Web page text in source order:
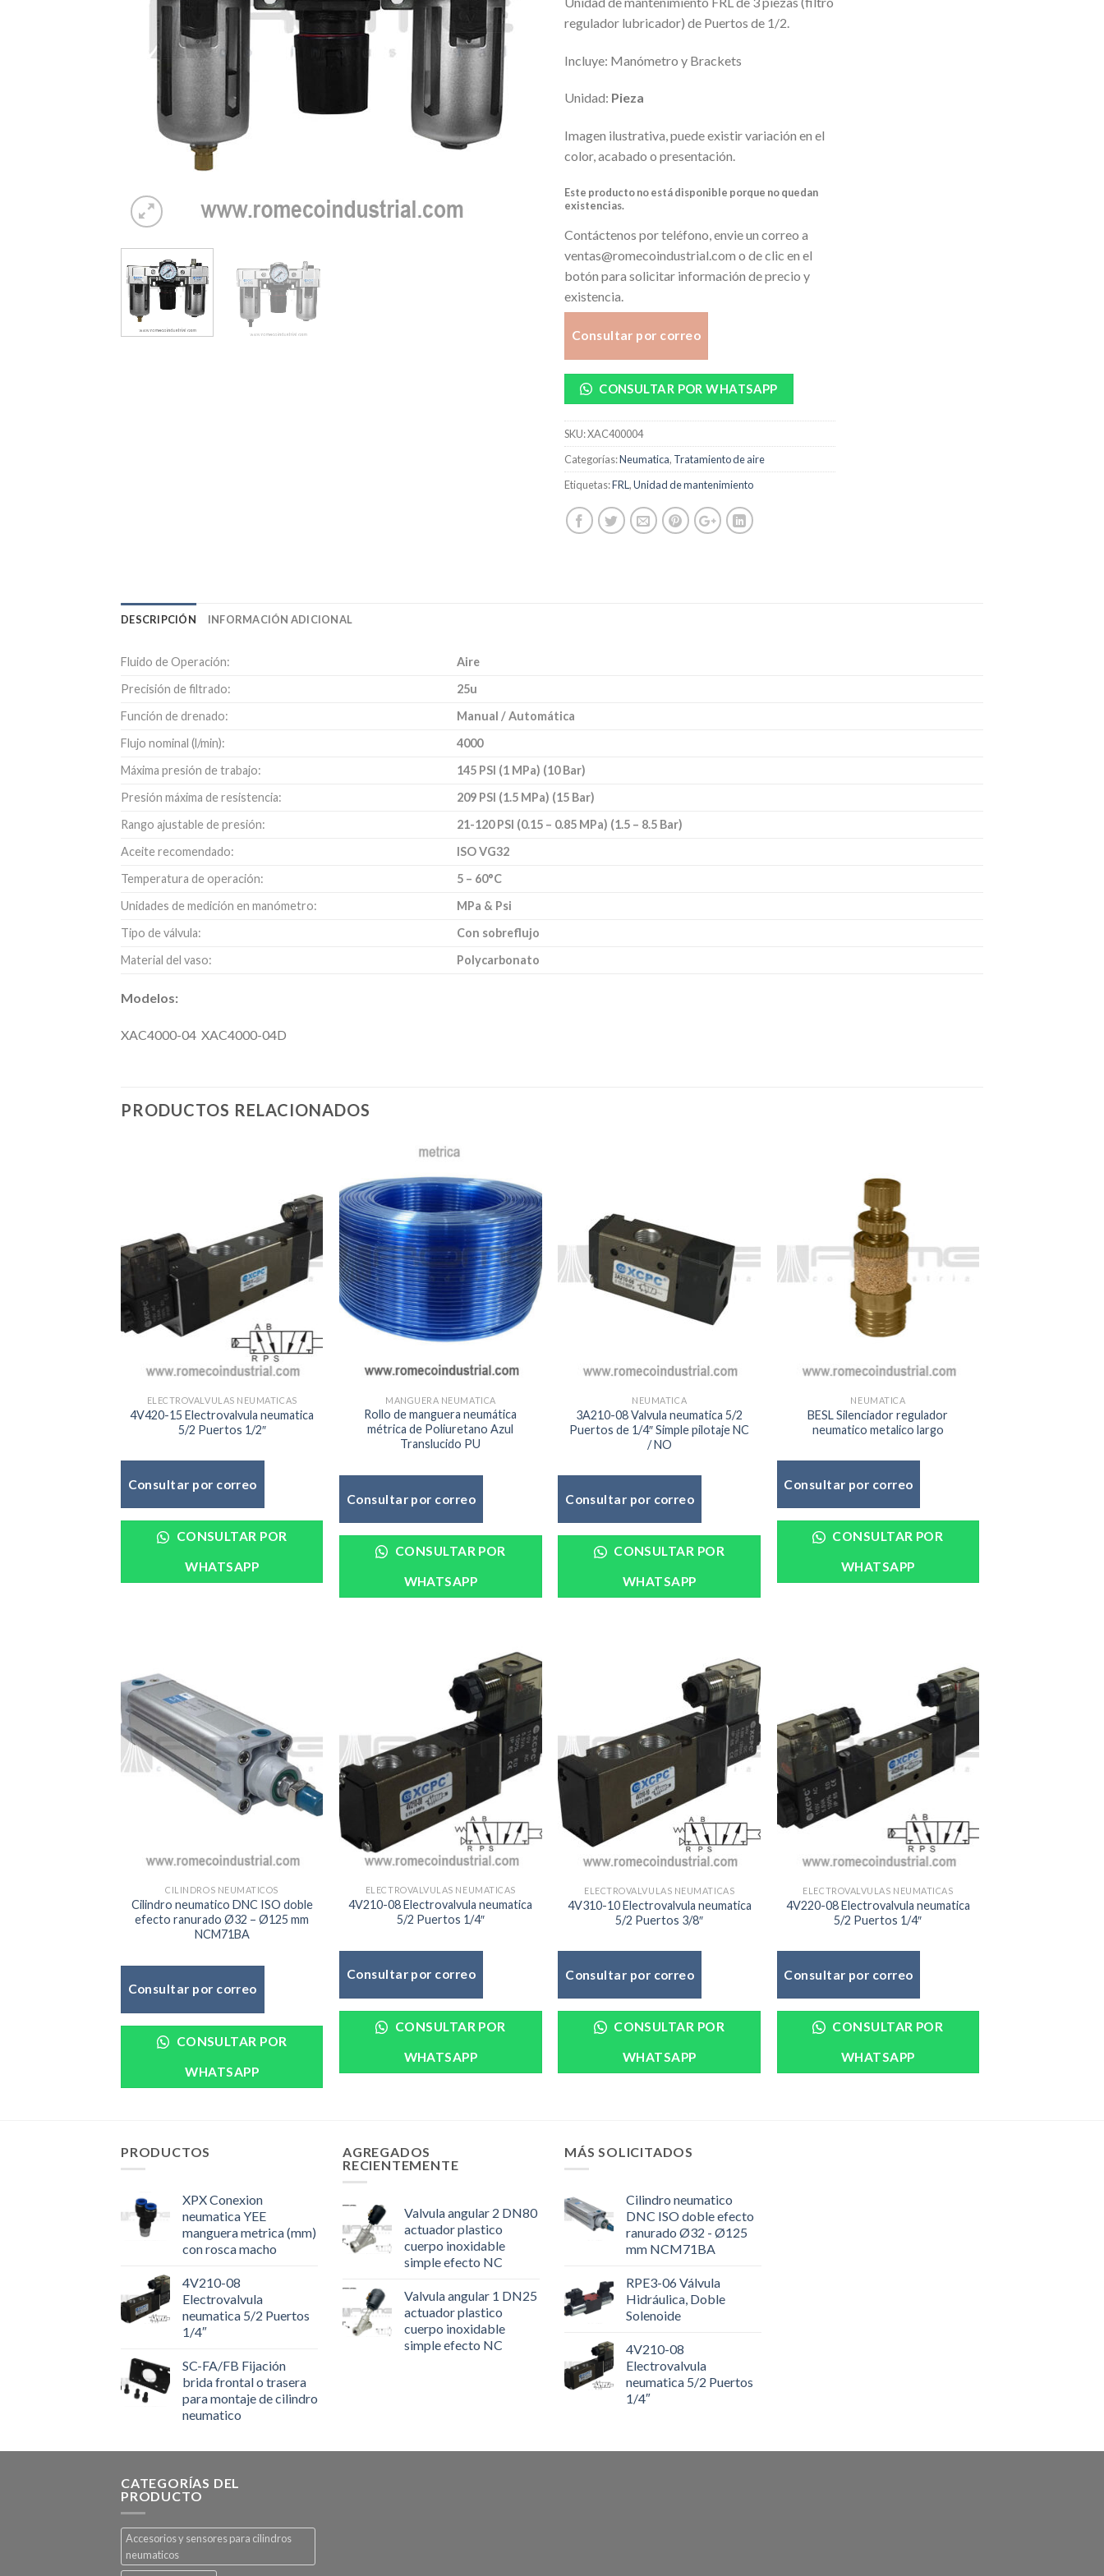
regulador lubricador) de Puertos de 1/2.
Incluye: Manómetro y Brackets
Unidad: Pieza
Imagen ilustrativa, puede existir variación en el
color, acabado o presentación.
Este producto no está disponible porque no quedan
existencias.
Contáctenos por teléfono, envie un correo a
ventas@romecoindustrial.com o de clic en el
botón para solicitar información de precio y
existencia.
Consultar por correo
CONSULTAR POR WHATSAPP
SKU:XAC400004
Categorías:Neumatica, Tratamiento de aire
Etiquetas:FRL ,Unidad de mantenimiento
DESCRIPCIÓN INFORMACIÓN ADICIONAL
Fluido de Operación:
Aire
Precisión de filtrado:
25u
Función de drenado:
Manual / Automática
Flujo nominal (l/min):
4000
Máxima presión de trabajo:
145 PSI (1 MPa) (10 Bar)
Presión máxima de resistencia:
209 PSI (1.5 MPa) (15 Bar)
Rango ajustable de presión:
21-120 PSI (0.15 – 0.85 MPa) (1.5 – 8.5 Bar)
Aceite recomendado:
ISO VG32
Temperatura de operación:
5 – 60°C
Unidades de medición en manómetro:
MPa & Psi
Tipo de válvula:
Con sobreflujo
Material del vaso:
Polycarbonato
Modelos:
XAC4000-04 XAC4000-04D
PRODUCTOS RELACIONADOS
ELECTROVALVULAS NEUMATICAS
4V420-15 Electrovalvula neumatica
5/2 Puertos 1/2″
Consultar por correo
CONSULTAR POR
WHATSAPP
MANGUERA NEUMATICA
Rollo de manguera neumática
métrica de Poliuretano Azul
Translucido PU
Consultar por correo
CONSULTAR POR
WHATSAPP
NEUMATICA
3A210-08 Valvula neumatica 5/2
Puertos de 1/4″ Simple pilotaje NC
/ NO
Consultar por correo
CONSULTAR POR
WHATSAPP
NEUMATICA
BESL Silenciador regulador
neumatico metalico largo
Consultar por correo
CONSULTAR POR
WHATSAPP
CILINDROS NEUMATICOS
Cilindro neumatico DNC ISO doble
efecto ranurado Ø32 – Ø125 mm
NCM71BA
Consultar por correo
CONSULTAR POR
WHATSAPP
ELECTROVALVULAS NEUMATICAS
4V210-08 Electrovalvula neumatica
5/2 Puertos 1/4″
Consultar por correo
CONSULTAR POR
WHATSAPP
ELECTROVALVULAS NEUMATICAS
4V310-10 Electrovalvula neumatica
5/2 Puertos 3/8″
Consultar por correo
CONSULTAR POR
WHATSAPP
ELECTROVALVULAS NEUMATICAS
4V220-08 Electrovalvula neumatica
5/2 Puertos 1/4″
Consultar por correo
CONSULTAR POR
WHATSAPP
PRODUCTOS
XPX Conexion
neumatica YEE
manguera metrica (mm)
con rosca macho
4V210-08
Electrovalvula
neumatica 5/2 Puertos
1/4″
SC-FA/FB Fijación
brida frontal o trasera
para montaje de cilindro
neumatico
AGREGADOS
RECIENTEMENTE
Valvula angular 2 DN80
actuador plastico
cuerpo inoxidable
simple efecto NC
Valvula angular 1 DN25
actuador plastico
cuerpo inoxidable
simple efecto NC
MÁS SOLICITADOS
Cilindro neumatico
DNC ISO doble efecto
ranurado Ø32 - Ø125
mm NCM71BA
RPE3-06 Válvula
Hidráulica, Doble
Solenoide
4V210-08
Electrovalvula
neumatica 5/2 Puertos
1/4″
CATEGORÍAS DEL
PRODUCTO
Accesorios y sensores para cilindros
neumaticos